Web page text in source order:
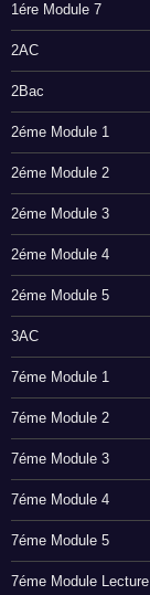
1ére Module 7
2AC
2Bac
2éme Module 1
2éme Module 2
2éme Module 3
2éme Module 4
2éme Module 5
3AC
7éme Module 1
7éme Module 2
7éme Module 3
7éme Module 4
7éme Module 5
7éme Module Lecture